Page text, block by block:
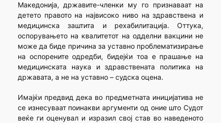
Македонија, државите-членки му го признаваат на
детето правото на највисоко ниво на здравствена и
медицинска заштита и рехабилитација. Оттука,
оспорувањето на квалитетот на одделни вакцини не
може да биде причина за уставно проблематизирање
на оспорените одредби, бидејќи тоа е прашање на
медицинската наука и здравствената политика на
државата, а не на уставно – судска оцена.
Имајќи предвид дека во предметната иницијатива не
се изнесуваат поинакви аргументи од оние што Судот
веќе ги оценувал и изразил свој став во наведеното